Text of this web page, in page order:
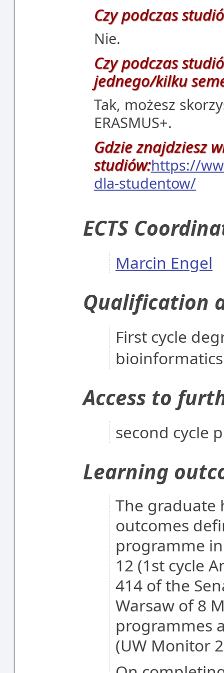
Czy podczas
Nie.
Czy podczas
jednego/kilku
Tak, możesz
ERASMUS+.
Gdzie znajdziesz
studiów:https://
dla-studentow/
ECTS
Marcin Engel
Qualification
First cycle
bioinformatics
Access to
second cycle
Learning
The graduate
outcomes
programme
12 (1st cycle
414 of the
Warsaw of 8
programmes
(UW Monitor